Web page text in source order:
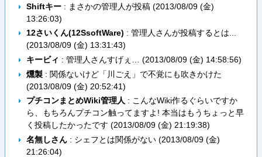
Shiftキー: まさかの管理人が投稿 (2013/08/09 (金)
13:26:03)
12さいくん(12SsoftWare) : 管理人さんが投稿するとは...
(2013/08/09 (金) 13:31:43)
キービィ : 管理人さんすげぇ… (2013/08/09 (金) 14:58:56)
燻製: 関係ないけど「川ごえ」で不覚にも吹きかけた
(2013/08/09 (金) 20:52:41)
プチコンまとめWiki管理人 : こんなWiki作るぐらいですか
ら、もちろんプチコン触ってますよ! 本当はもうちょっと早
く投稿したかったです (2013/08/09 (金) 21:19:38)
名無しさん: シェフとは関係がない (2013/08/09 (金)
21:26:04)